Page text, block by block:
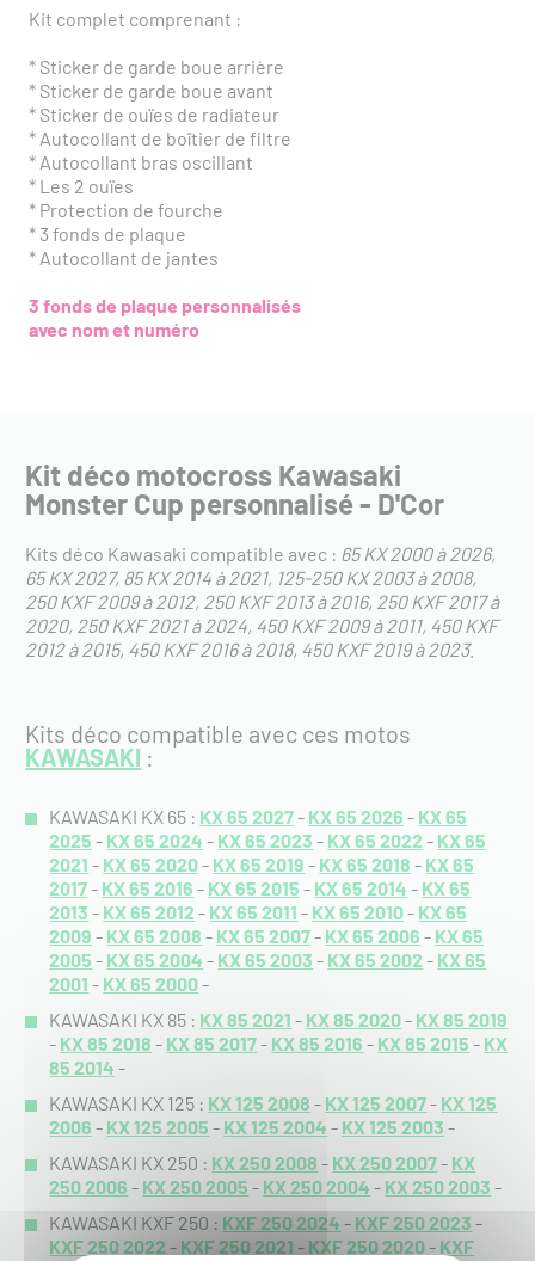
Kit complet comprenant :
* Sticker de garde boue arrière
* Sticker de garde boue avant
* Sticker de ouïes de radiateur
* Autocollant de boîtier de filtre
* Autocollant bras oscillant
* Les 2 ouïes
* Protection de fourche
* 3 fonds de plaque
* Autocollant de jantes
3 fonds de plaque personnalisés
avec nom et numéro
Kit déco motocross Kawasaki
Monster Cup personnalisé - D'Cor
Kits déco Kawasaki compatible avec : 65 KX 2000 à 2026
65 KX 2027 85 KX 2014 à 2021 125-250 KX 2003 à 2008
250 KXF 2009 à 2012 250 KXF 2013 à 2016 250 KXF 2017 à
2020 250 KXF 2021 à 2024 450 KXF 2009 à 2011 450 KXF
2012 à 2015 450 KXF 2016 à 2018 450 KXF 2019 à 2023.
Kits déco compatible avec ces motos
KAWASAKI :
KAWASAKI KX 65 : KX 65 2027- KX 65 2026 - KX 65
2025 - KX 65 2024 - KX 65 2023 - KX 65 2022- KX 65
2021 - KX 65 2020- KX 65 2019 - KX 65 2018 - KX 65
2017- KX 65 2016 - KX 65 2015 - KX 65 2014 - KX 65
2013 - KX 65 2012- KX 65 2011 - KX 65 2010- KX 65
2009 - KX 65 2008 - KX 65 2007- KX 65 2006 - KX 65
2005 - KX 65 2004 - KX 65 2003 - KX 65 2002- KX 65
2001 - KX 65 2000-
KAWASAKI KX 85 : KX 85 2021 - KX 85 2020- KX 85 2019
- KX 85 2018 - KX 85 2017- KX 85 2016 - KX 85 2015 - KX
85 2014 -
KAWASAKI KX 125 : KX 125 2008 - KX 125 2007- KX 125
2006 - KX 125 2005 - KX 125 2004 - KX 125 2003 -
KAWASAKI KX 250 : KX 250 2008 - KX 250 2007- KX
250 2006 - KX 250 2005 - KX 250 2004 - KX 250 2003 -
KAWASAKI KXF 250 : KXF 250 2024 - KXF 250 2023 -
KXF 250 2022 - KXF 250 2021 - KXF 250 2020- KXF